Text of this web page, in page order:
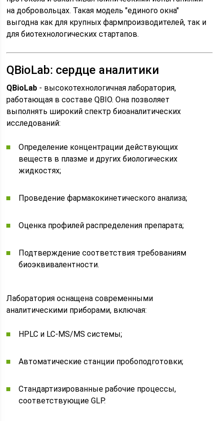
на добровольцах. Такая модель "единого окна"
выгодна как для крупных фармпроизводителей, так и
для биотехнологических стартапов.
QBioLab: сердце аналитики
QBioLab - высокотехнологичная лаборатория,
работающая в составе QBIO. Она позволяет
выполнять широкий спектр биоаналитических
исследований:
Определение концентрации действующих
веществ в плазме и других биологических
жидкостях;
Проведение фармакокинетического анализа;
Оценка профилей распределения препарата;
Подтверждение соответствия требованиям
биоэквивалентности.
Лаборатория оснащена современными
аналитическими приборами, включая:
HPLC и LC-MS/MS системы;
Автоматические станции пробоподготовки;
Стандартизированные рабочие процессы,
соответствующие GLP.